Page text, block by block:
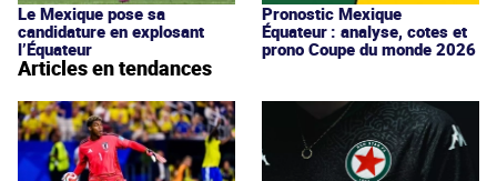
Le Mexique pose sa
candidature en explosant
l’Équateur
Pronostic Mexique
Équateur : analyse, cotes et
prono Coupe du monde 2026
Articles en tendances